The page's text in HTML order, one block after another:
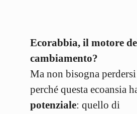
Ecorabbia, il motore
cambiamento?
Ma non bisogna
perché questa ecoansia
potenziale: quello di